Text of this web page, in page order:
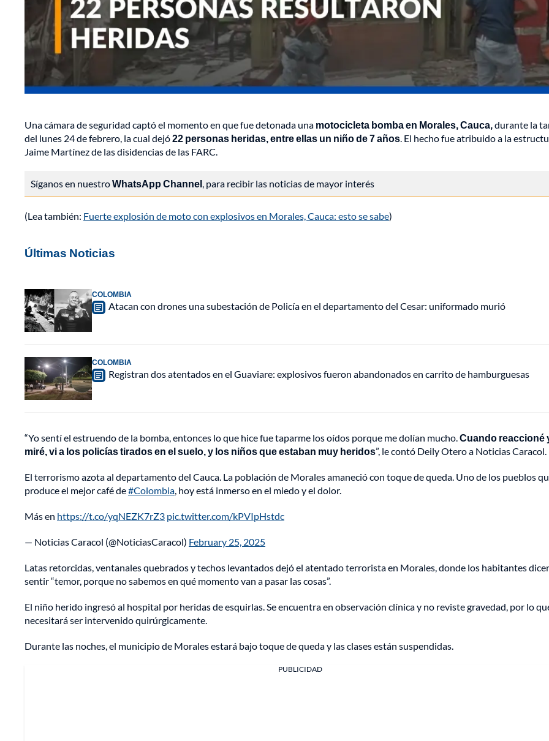
Una cámara de seguridad captó el momento en que fue detonada una motocicleta bomba en Morales, Cauca,durante la
del lunes 24 de febrero, la cual dejó22 personas heridas, entre ellas un niño de 7 años. El hecho fue atribuido a la
Jaime Martínez de las disidencias de las FARC.
Síganos en nuestroWhatsApp Channel, para recibir las noticias de mayor interés
(Lea también: Fuerte explosión de moto con explosivos en Morales, Cauca: esto se sabe)
Últimas Noticias
COLOMBIA
Atacan con drones una subestación de Policía en el departamento del Cesar: uniformado murió
COLOMBIA
Registran dos atentados en el Guaviare: explosivos fueron abandonados en carrito de hamburguesas
“Yo sentí el estruendo de la bomba, entonces lo que hice fue taparme los oídos porque me dolían mucho.Cuando reaccioné
miré, vi a los policías tirados en el suelo, y los niños que estaban muy heridos”, le contó Deily Otero a Noticias Caracol.
El terrorismo azota al departamento del Cauca. La población de Morales amaneció con toque de queda. Uno de los pueblos
produce el mejor café de#Colombia, hoy está inmerso en el miedo y el dolor.
Más en https://t.co/yqNEZK7rZ3 pic.twitter.com/kPVIpHstdc
— Noticias Caracol (@NoticiasCaracol) February 25, 2025
Latas retorcidas, ventanales quebrados y techos levantados dejó el atentado terrorista en Morales, donde los habitantes
sentir “temor, porque no sabemos en qué momento van a pasar las cosas”.
El niño herido ingresó al hospital por heridas de esquirlas. Se encuentra en observación clínica y no reviste gravedad, por lo
necesitará ser intervenido quirúrgicamente.
Durante las noches, el municipio de Morales estará bajo toque de queda y las clases están suspendidas.
PUBLICIDAD